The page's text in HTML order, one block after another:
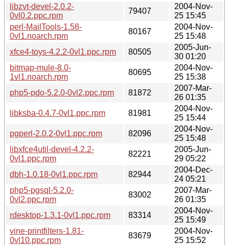
libzvt-devel-2.0.2-
0vl0.2.ppc.rpm
79407
2004-Nov-
25 15:45
perl-MailTools-1.58-
0vl1.noarch.rpm
80167
2004-Nov-
25 15:48
xfce4-toys-4.2.2-0vl1.ppc.rpm
80505
2005-Jun-
30 01:20
bitmap-mule-8.0-
1vl1.noarch.rpm
80695
2004-Nov-
25 15:38
php5-pdo-5.2.0-0vl2.ppc.rpm
81872
2007-Mar-
26 01:35
libksba-0.4.7-0vl1.ppc.rpm
81981
2004-Nov-
25 15:44
pgperl-2.0.2-0vl1.ppc.rpm
82096
2004-Nov-
25 15:48
libxfce4util-devel-4.2.2-
0vl1.ppc.rpm
82221
2005-Jun-
29 05:22
dbh-1.0.18-0vl1.ppc.rpm
82944
2004-Dec-
24 05:21
php5-pgsql-5.2.0-
0vl2.ppc.rpm
83002
2007-Mar-
26 01:35
rdesktop-1.3.1-0vl1.ppc.rpm
83314
2004-Nov-
25 15:49
vine-printfilters-1.81-
0vl10.ppc.rpm
83679
2004-Nov-
25 15:52